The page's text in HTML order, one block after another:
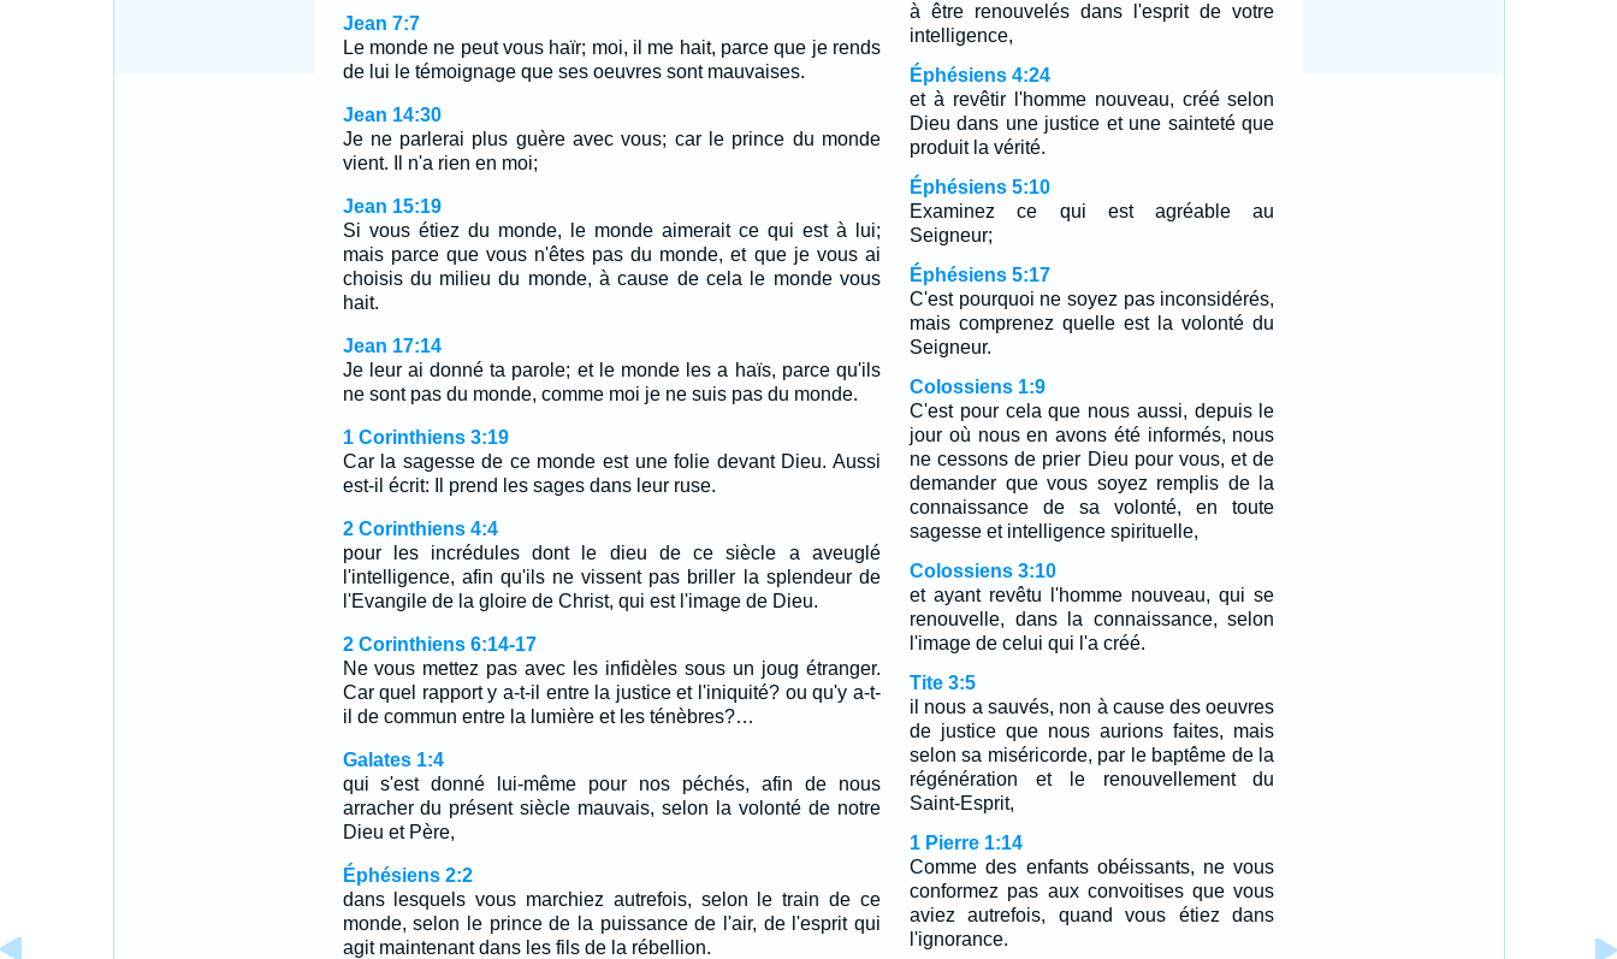
Jean 7:7
Le monde ne peut vous haïr; moi, il me hait, parce que je rends
de lui le témoignage que ses oeuvres sont mauvaises.
Jean 14:30
Je ne parlerai plus guère avec vous; car le prince du monde
vient. Il n'a rien en moi;
Jean 15:19
Si vous étiez du monde, le monde aimerait ce qui est à lui;
mais parce que vous n'êtes pas du monde, et que je vous ai
choisis du milieu du monde, à cause de cela le monde vous
hait.
Jean 17:14
Je leur ai donné ta parole; et le monde les a haïs, parce qu'ils
ne sont pas du monde, comme moi je ne suis pas du monde.
1 Corinthiens 3:19
Car la sagesse de ce monde est une folie devant Dieu. Aussi
est-il écrit: Il prend les sages dans leur ruse.
2 Corinthiens 4:4
pour les incrédules dont le dieu de ce siècle a aveuglé
l'intelligence, afin qu'ils ne vissent pas briller la splendeur de
l'Evangile de la gloire de Christ, qui est l'image de Dieu.
2 Corinthiens 6:14-17
Ne vous mettez pas avec les infidèles sous un joug étranger.
Car quel rapport y a-t-il entre la justice et l'iniquité? ou qu'y a-t-
il de commun entre la lumière et les ténèbres?…
Galates 1:4
qui s'est donné lui-même pour nos péchés, afin de nous
arracher du présent siècle mauvais, selon la volonté de notre
Dieu et Père,
Éphésiens 2:2
dans lesquels vous marchiez autrefois, selon le train de ce
monde, selon le prince de la puissance de l'air, de l'esprit qui
agit maintenant dans les fils de la rébellion.
à être renouvelés dans l'esprit de votre
intelligence,
Éphésiens 4:24
et à revêtir l'homme nouveau, créé selon
Dieu dans une justice et une sainteté que
produit la vérité.
Éphésiens 5:10
Examinez ce qui est agréable au
Seigneur;
Éphésiens 5:17
C'est pourquoi ne soyez pas inconsidérés,
mais comprenez quelle est la volonté du
Seigneur.
Colossiens 1:9
C'est pour cela que nous aussi, depuis le
jour où nous en avons été informés, nous
ne cessons de prier Dieu pour vous, et de
demander que vous soyez remplis de la
connaissance de sa volonté, en toute
sagesse et intelligence spirituelle,
Colossiens 3:10
et ayant revêtu l'homme nouveau, qui se
renouvelle, dans la connaissance, selon
l'image de celui qui l'a créé.
Tite 3:5
il nous a sauvés, non à cause des oeuvres
de justice que nous aurions faites, mais
selon sa miséricorde, par le baptême de la
régénération et le renouvellement du
Saint-Esprit,
1 Pierre 1:14
Comme des enfants obéissants, ne vous
conformez pas aux convoitises que vous
aviez autrefois, quand vous étiez dans
l'ignorance.